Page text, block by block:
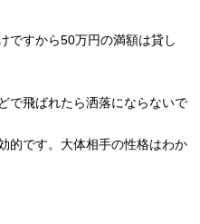
ですから50万円の満額は貸し
で飛ばれたら洒落にならないで
的です。大体相手の性格はわか